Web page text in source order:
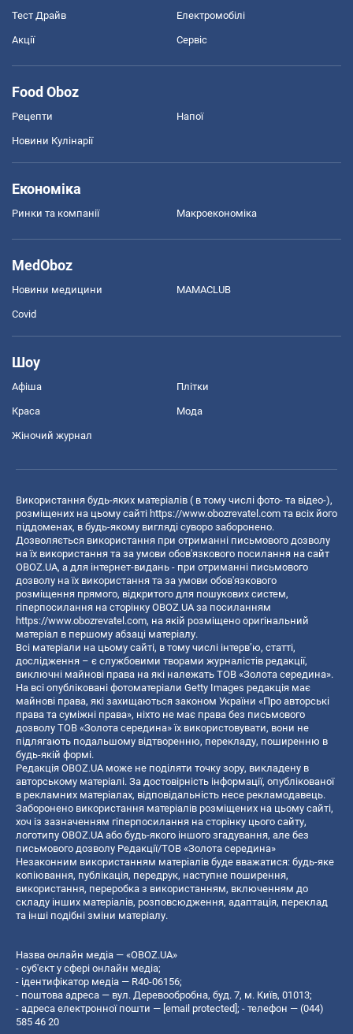
Тест Драйв Електромобілі
Акції Сервіс
Food Oboz
Рецепти Напої
Новини Кулінарії
Економіка
Ринки та компанії Макроекономіка
MedOboz
Новини медицини MAMACLUB
Covid
Шоу
Афіша Плітки
Краса Мода
Жіночий журнал
Використання будь-яких матеріалів ( в тому числі фото- та відео-),
розміщених на цьому сайті https://www.obozrevatel.com та всіх його
піддоменах, в будь-якому вигляді суворо заборонено.
Дозволяється використання при отриманні письмового дозволу
на їх використання та за умови обов'язкового посилання на сайт
OBOZ.UA, а для інтернет-видань - при отриманні письмового
дозволу на їх використання та за умови обов'язкового
розміщення прямого, відкритого для пошукових систем,
гіперпосилання на сторінку OBOZ.UA за посиланням
https://www.obozrevatel.com, на якій розміщено оригінальний
матеріал в першому абзаці матеріалу.
Всі матеріали на цьому сайті, в тому числі інтерв’ю, статті,
дослідження – є службовими творами журналістів редакції,
виключні майнові права на які належать ТОВ «Золота середина».
На всі опубліковані фотоматеріали Getty Images редакція має
майнові права, які захищаються законом України «Про авторські
права та суміжні права», ніхто не має права без письмового
дозволу ТОВ «Золота середина» їх використовувати, вони не
підлягають подальшому відтворенню, перекладу, поширенню в
будь-якій формі.
Редакція OBOZ.UA може не поділяти точку зору, викладену в
авторському матеріалі. За достовірність інформації, опублікованої
в рекламних матеріалах, відповідальність несе рекламодавець.
Заборонено використання матеріалів розміщених на цьому сайті,
хоч із зазначенням гіперпосилання на сторінку цього сайту,
логотипу OBOZ.UA або будь-якого іншого згадування, але без
письмового дозволу Редакції/ТОВ «Золота середина»
Незаконним використанням матеріалів буде вважатися: будь-яке
копiювання, публiкацiя, передрук, наступне поширення,
використання, переробка з використанням, включенням до
складу інших матеріалів, розповсюдження, адаптація, переклад
та інші подібні зміни матеріалу.
Назва онлайн медіа — «OBOZ.UA»
- суб'єкт у сфері онлайн медіа;
- ідентифікатор медіа — R40-06156;
- поштова адреса — вул. Деревообробна, буд. 7, м. Київ, 01013;
- адреса електронної пошти — [email protected]; - телефон — (044)
585 46 20